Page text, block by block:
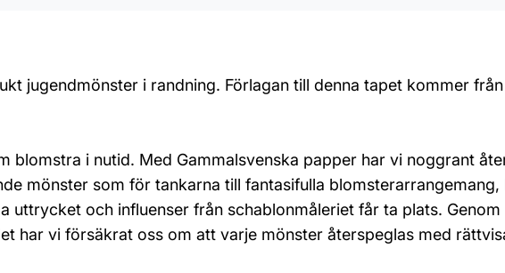
jugendmönster i randning. Förlagan till denna tapet kommer
blomstra i nutid. Med Gammalsvenska papper har vi noggrant
mönster som för tankarna till fantasifulla
uttrycket och influenser från schablonmåleriet får ta plats.
har vi försäkrat oss om att varje mönster återspeglas med